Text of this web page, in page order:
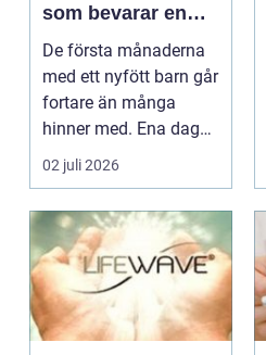
som bevarar en
stor stund
De första månaderna
med ett nyfött barn går
fortare än många
hinner med. Ena dagen
ryms hela foten i...
02 juli 2026